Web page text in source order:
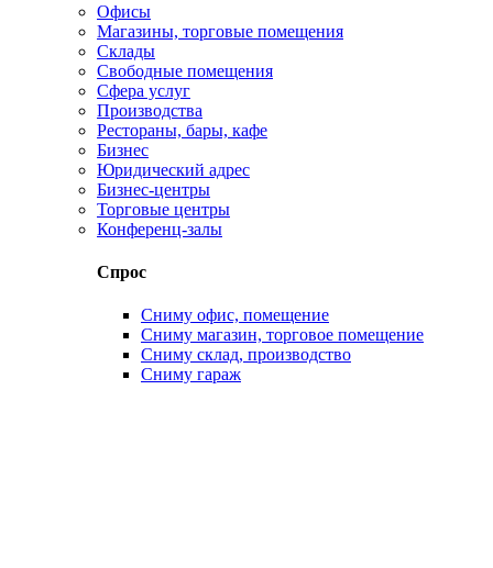
Офисы
Магазины, торговые помещения
Склады
Свободные помещения
Сфера услуг
Производства
Рестораны, бары, кафе
Бизнес
Юридический адрес
Бизнес-центры
Торговые центры
Конференц-залы
Спрос
Сниму офис, помещение
Сниму магазин, торговое помещение
Сниму склад, производство
Сниму гараж